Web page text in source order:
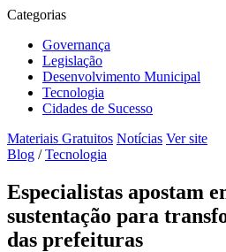
Categorias
Governança
Legislação
Desenvolvimento Municipal
Tecnologia
Cidades de Sucesso
Materiais Gratuitos Notícias Ver site
Blog / Tecnologia
Especialistas apostam
sustentação para
das prefeituras